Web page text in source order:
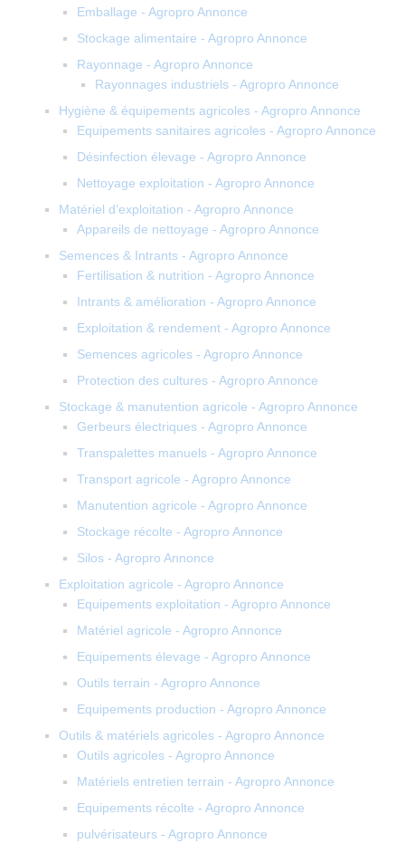
Emballage - Agropro Annonce
Stockage alimentaire - Agropro Annonce
Rayonnage - Agropro Annonce
Rayonnages industriels - Agropro Annonce
Hygiène & équipements agricoles - Agropro Annonce
Equipements sanitaires agricoles - Agropro Annonce
Désinfection élevage - Agropro Annonce
Nettoyage exploitation - Agropro Annonce
Matériel d’exploitation - Agropro Annonce
Appareils de nettoyage - Agropro Annonce
Semences & Intrants - Agropro Annonce
Fertilisation & nutrition - Agropro Annonce
Intrants & amélioration - Agropro Annonce
Exploitation & rendement - Agropro Annonce
Semences agricoles - Agropro Annonce
Protection des cultures - Agropro Annonce
Stockage & manutention agricole - Agropro Annonce
Gerbeurs électriques - Agropro Annonce
Transpalettes manuels - Agropro Annonce
Transport agricole - Agropro Annonce
Manutention agricole - Agropro Annonce
Stockage récolte - Agropro Annonce
Silos - Agropro Annonce
Exploitation agricole - Agropro Annonce
Equipements exploitation - Agropro Annonce
Matériel agricole - Agropro Annonce
Equipements élevage - Agropro Annonce
Outils terrain - Agropro Annonce
Equipements production - Agropro Annonce
Outils & matériels agricoles - Agropro Annonce
Outils agricoles - Agropro Annonce
Matériels entretien terrain - Agropro Annonce
Equipements récolte - Agropro Annonce
pulvérisateurs - Agropro Annonce